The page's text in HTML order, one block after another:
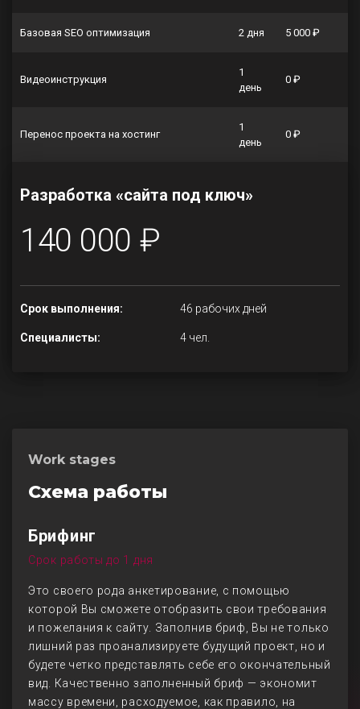
Базовая SEO оптимизация 2 дня 5 000 ₽
Видеоинструкция
1
день
0 ₽
Перенос проекта на хостинг
1
день
0 ₽
Разработка «сайта под ключ»
140 000 ₽
Срок выполнения: 46 рабочих дней
Специалисты: 4 чел.
Work stages
Схема работы
Брифинг
Срок работы до 1 дня
Это своего рода анкетирование, с помощью
которой Вы сможете отобразить свои требования
и пожелания к сайту. Заполнив бриф, Вы не только
лишний раз проанализируете будущий проект, но и
будете четко представлять себе его окончательный
вид. Качественно заполненный бриф — экономит
массу времени, расходуемое, как правило, на